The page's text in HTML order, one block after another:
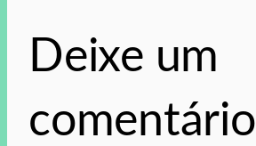
Deixe um
comentário